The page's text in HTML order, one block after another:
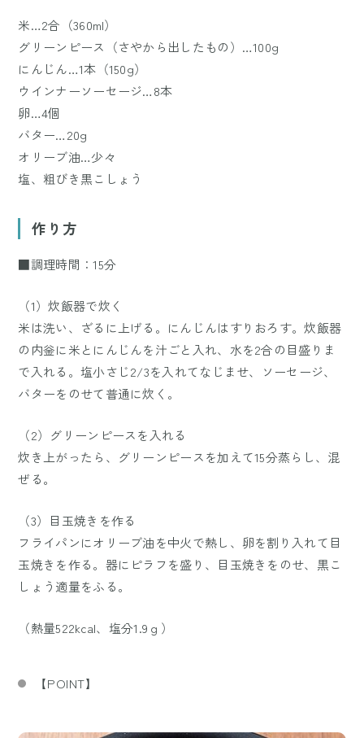
米…2合（360ml）
グリーンピース（さやから出したもの）…100g
にんじん…1本（150g）
ウインナーソーセージ…8本
卵…4個
バター…20g
オリーブ油…少々
塩、粗びき黒こしょう
作り方
■調理時間：15分
（1）炊飯器で炊く
米は洗い、ざるに上げる。にんじんはすりおろす。炊飯器
の内釡に米とにんじんを汁ごと入れ、水を2合の目盛りま
で入れる。塩小さじ2/3を入れてなじませ、ソーセージ、
バターをのせて普通に炊く。
（2）グリーンピースを入れる
炊き上がったら、グリーンピースを加えて15分蒸らし、混
ぜる。
（3）目玉焼きを作る
フライパンにオリーブ油を中火で熱し、卵を割り入れて目
玉焼きを作る。器にピラフを盛り、目玉焼きをのせ、黒こ
しょう適量をふる。
（熱量522kcal、塩分1.9ｇ）
【POINT】